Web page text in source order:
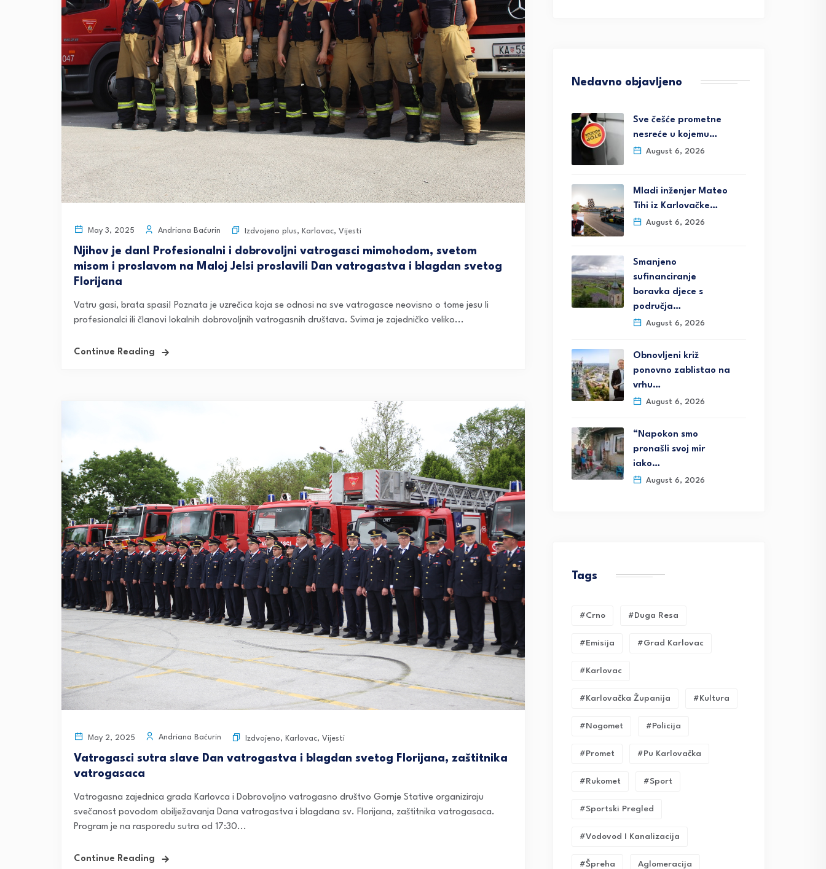
May 3, 2025 Andriana Baćurin Izdvojeno plus, Karlovac, Vijesti
Njihov je dan! Profesionalni i dobrovoljni vatrogasci mimohodom, svetom
misom i proslavom na Maloj Jelsi proslavili Dan vatrogastva i blagdan svetog
Florijana
Vatru gasi, brata spasi! Poznata je uzrečica koja se odnosi na sve vatrogasce neovisno o tome jesu li
profesionalci ili članovi lokalnih dobrovoljnih vatrogasnih društava. Svima je zajedničko veliko...
Continue Reading
May 2, 2025 Andriana Baćurin Izdvojeno, Karlovac, Vijesti
Vatrogasci sutra slave Dan vatrogastva i blagdan svetog Florijana, zaštitnika
vatrogasaca
Vatrogasna zajednica grada Karlovca i Dobrovoljno vatrogasno društvo Gornje Stative organiziraju
svečanost povodom obilježavanja Dana vatrogastva i blagdana sv. Florijana, zaštitnika vatrogasaca.
Program je na rasporedu sutra od 17:30...
Continue Reading
Nedavno objavljeno
Sve češće prometne
nesreće u kojemu…
August 6, 2026
Mladi inženjer Mateo
Tihi iz Karlovačke…
August 6, 2026
Smanjeno
sufinanciranje
boravka djece s
područja…
August 6, 2026
Obnovljeni križ
ponovno zablistao na
vrhu…
August 6, 2026
“Napokon smo
pronašli svoj mir
iako…
August 6, 2026
Tags
#crno #duga Resa
#emisija #grad Karlovac
#karlovac
#karlovačka Županija #kultura
#nogomet #policija
#promet #pu Karlovačka
#rukomet #sport
#sportski Pregled
#vodovod I Kanalizacija
#Špreha Aglomeracija